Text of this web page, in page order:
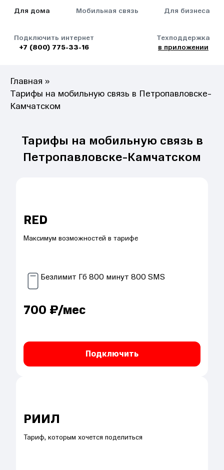
Для дома Мобильная связь Для бизнеса
Подключить интернет
+7 (800) 775-33-16
Техподдержка
в приложении
Главная »
Тарифы на мобильную связь в Петропавловске-
Камчатском
Тарифы на мобильную связь в
Петропавловске-Камчатском
RED
Максимум возможностей в тарифе
Безлимит Гб 800 минут 800SMS
700 ₽/мес
Подключить
РИИЛ
Тариф, которым хочется поделиться